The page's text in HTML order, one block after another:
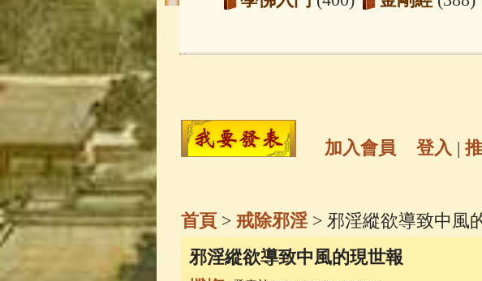
玉曆寶鈔(236) 地藏經(225)
高僧故事 (141) 放生護生
一切如來心秘密全身舍利寶篋
加入會員 登入 |
首頁> 戒除邪淫> 邪淫縱欲導致中風
邪淫縱欲導致中風的現世報